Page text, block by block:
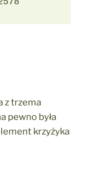
z trzema
pewno była
krzyżyka